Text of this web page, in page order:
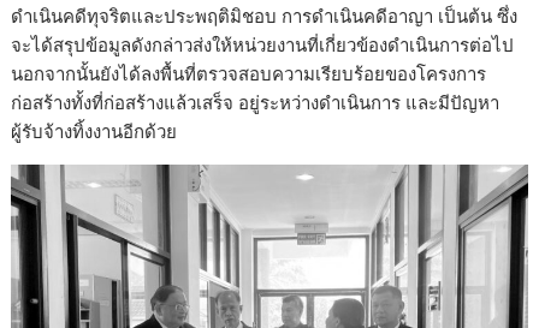
ดำเนินคดีทุจริตและประพฤติมิชอบ การดำเนินคดีอาญา เป็นต้น ซึ่ง
จะได้สรุปข้อมูลดังกล่าวส่งให้หน่วยงานที่เกี่ยวข้องดำเนินการต่อไป
นอกจากนั้นยังได้ลงพื้นที่ตรวจสอบความเรียบร้อยของโครงการ
ก่อสร้างทั้งที่ก่อสร้างแล้วเสร็จ อยู่ระหว่างดำเนินการ และมีปัญหา
ผู้รับจ้างทิ้งงานอีกด้วย